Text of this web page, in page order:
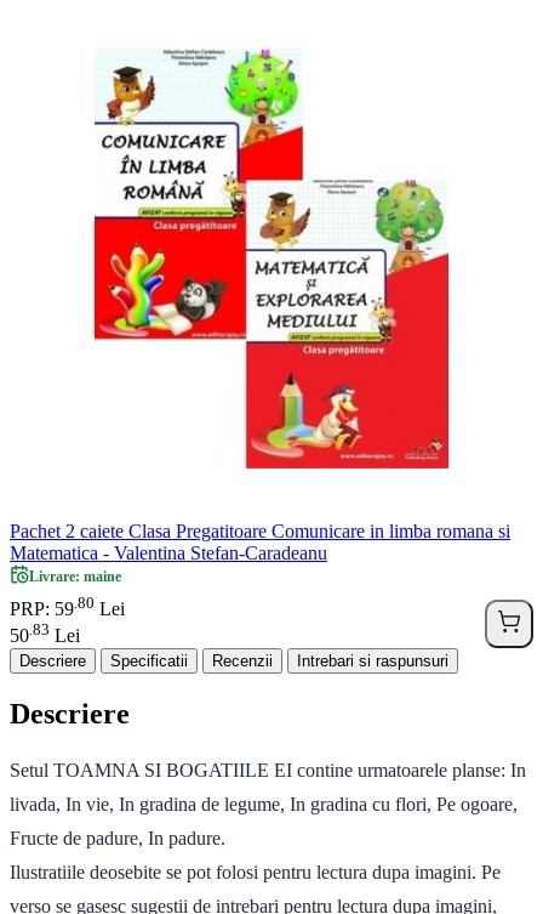
Pachet 2 caiete Clasa Pregatitoare Comunicare in limba romana si
Matematica - Valentina Stefan-Caradeanu
Livrare: maine
PRP: 59 80 Lei
50 83 Lei
Descriere Specificatii Recenzii Intrebari si raspunsuri
Descriere
Setul TOAMNA SI BOGATIILE EI contine urmatoarele planse: In
livada, In vie, In gradina de legume, In gradina cu flori, Pe ogoare,
Fructe de padure, In padure.
Ilustratiile deosebite se pot folosi pentru lectura dupa imagini. Pe
verso se gasesc sugestii de intrebari pentru lectura dupa imagini,